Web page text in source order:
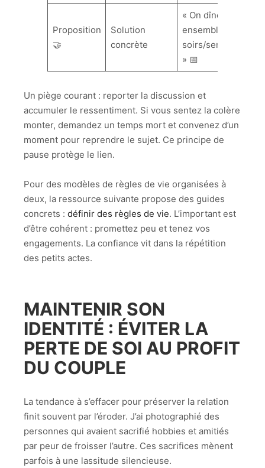
Proposition
🤝
Solution
concrète
« On dîne
ensemble 3
soirs/semaine
» 📅
Un piège courant : reporter la discussion et
accumuler le ressentiment. Si vous sentez la colère
monter, demandez un temps mort et convenez d’un
moment pour reprendre le sujet. Ce principe de
pause protège le lien.
Pour des modèles de règles de vie organisées à
deux, la ressource suivante propose des guides
concrets : définir des règles de vie. L’important est
d’être cohérent : promettez peu et tenez vos
engagements. La confiance vit dans la répétition
des petits actes.
MAINTENIR SON
IDENTITÉ : ÉVITER LA
PERTE DE SOI AU PROFIT
DU COUPLE
La tendance à s’effacer pour préserver la relation
finit souvent par l’éroder. J’ai photographié des
personnes qui avaient sacrifié hobbies et amitiés
par peur de froisser l’autre. Ces sacrifices mènent
parfois à une lassitude silencieuse.